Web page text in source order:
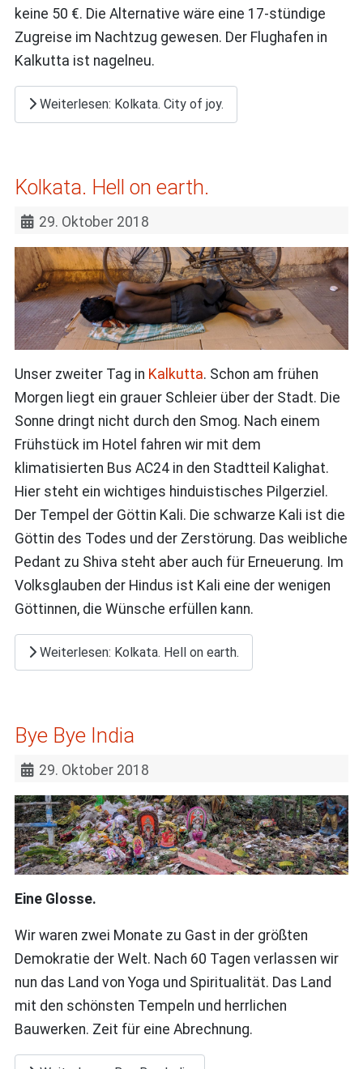
keine 50 €. Die Alternative wäre eine 17-stündige
Zugreise im Nachtzug gewesen. Der Flughafen in
Kalkutta ist nagelneu.
Weiterlesen: Kolkata. City of joy.
Kolkata. Hell on earth.
29. Oktober 2018
Unser zweiter Tag in Kalkutta. Schon am frühen
Morgen liegt ein grauer Schleier über der Stadt. Die
Sonne dringt nicht durch den Smog. Nach einem
Frühstück im Hotel fahren wir mit dem
klimatisierten Bus AC24 in den Stadtteil Kalighat.
Hier steht ein wichtiges hinduistisches Pilgerziel.
Der Tempel der Göttin Kali. Die schwarze Kali ist die
Göttin des Todes und der Zerstörung. Das weibliche
Pedant zu Shiva steht aber auch für Erneuerung. Im
Volksglauben der Hindus ist Kali eine der wenigen
Göttinnen, die Wünsche erfüllen kann.
Weiterlesen: Kolkata. Hell on earth.
Bye Bye India
29. Oktober 2018
Eine Glosse.
Wir waren zwei Monate zu Gast in der größten
Demokratie der Welt. Nach 60 Tagen verlassen wir
nun das Land von Yoga und Spiritualität. Das Land
mit den schönsten Tempeln und herrlichen
Bauwerken. Zeit für eine Abrechnung.